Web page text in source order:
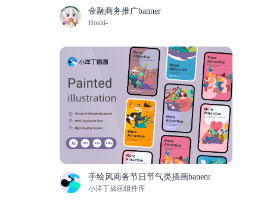
金融商务推广banner
Hoshi-
手绘风商务节日节气类插画banenr
小洋丁插画组件库